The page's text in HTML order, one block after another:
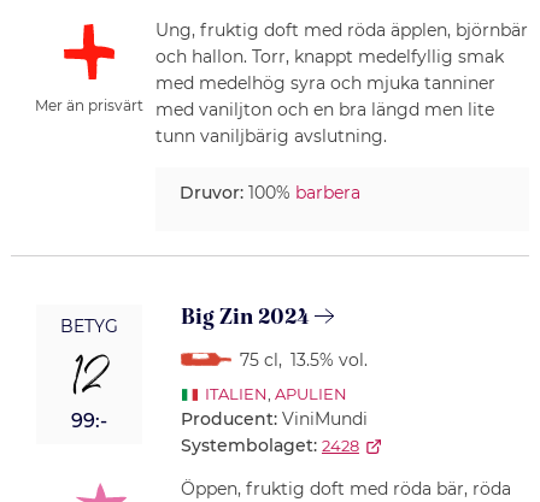
Mer än prisvärt
Ung, fruktig doft med röda äpplen, björnbär
och hallon. Torr, knappt medelfyllig smak
med medelhög syra och mjuka tanniner
med vaniljton och en bra längd men lite
tunn vaniljbärig avslutning.
Druvor:100% barbera
BETYG
12
99:-
Big Zin 2024
75 cl , 13.5% vol.
ITALIEN, APULIEN
Producent: ViniMundi
Systembolaget: 2428
Öppen, fruktig doft med röda bär, röda